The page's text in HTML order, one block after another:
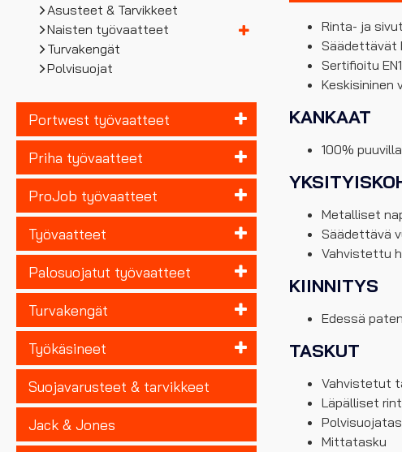
Asusteet & Tarvikkeet
Naisten työvaatteet
Turvakengät
Polvisuojat
Portwest työvaatteet
Priha työvaatteet
ProJob työvaatteet
Työvaatteet
Palosuojatut työvaatteet
Turvakengät
Työkäsineet
Suojavarusteet & tarvikkeet
Jack & Jones
Rinta- ja
Säädettävät
Sertifioitu
Keskisininen
KANKAAT
100%
Metalliset
Säädettävä
Vahvistettu
KIINNITYS
Edessä
TASKUT
Vahvistetut
Läpälliset
Mittatasku